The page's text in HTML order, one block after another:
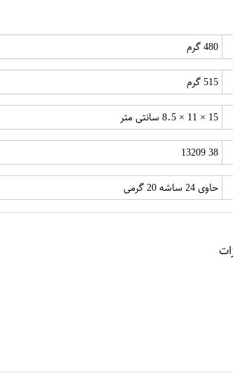
480 گرم
515 گرم
15 × 11 × 8.5 سانتی متر
38 13209
حاوی 24 ساشه 20 گرمی